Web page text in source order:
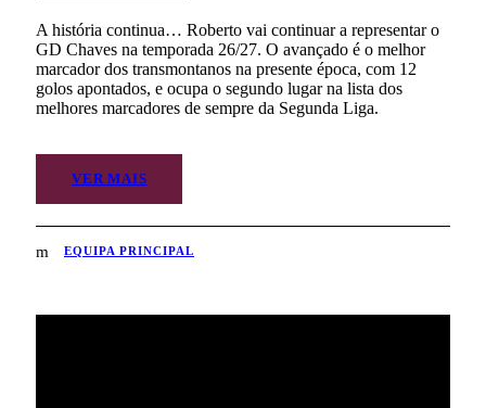
A história continua… Roberto vai continuar a representar o
GD Chaves na temporada 26/27. O avançado é o melhor
marcador dos transmontanos na presente época, com 12
golos apontados, e ocupa o segundo lugar na lista dos
melhores marcadores de sempre da Segunda Liga.
VER MAIS
EQUIPA PRINCIPAL